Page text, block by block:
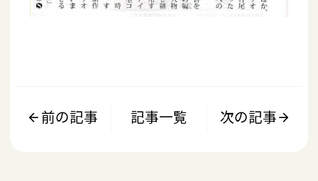
前の記事 記事一覧 次の記事